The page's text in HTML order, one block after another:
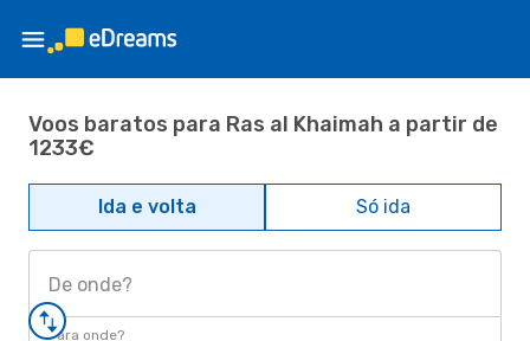
Voos baratos para Ras al Khaimah a partir de
1233€
Ida e volta Só ida
De onde?
Para onde?